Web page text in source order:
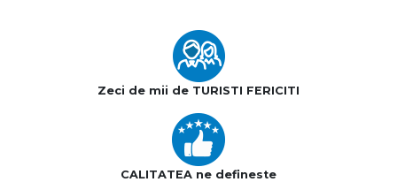
Zeci de mii de TURISTI FERICITI
CALITATEA ne defineste